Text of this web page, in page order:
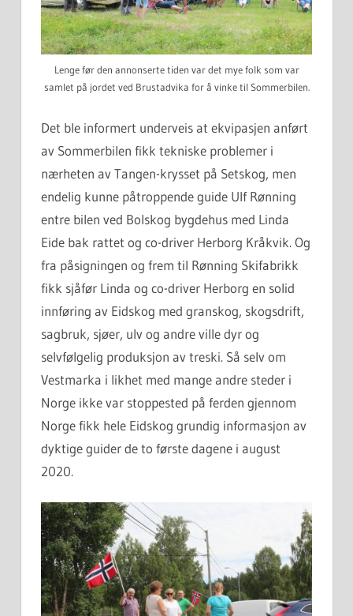
Lenge før den annonserte tiden var det mye folk som var
samlet på jordet ved Brustadvika for å vinke til Sommerbilen.
Det ble informert underveis at ekvipasjen anført
av Sommerbilen fikk tekniske problemer i
nærheten av Tangen-krysset på Setskog, men
endelig kunne påtroppende guide Ulf Rønning
entre bilen ved Bolskog bygdehus med Linda
Eide bak rattet og co-driver Herborg Kråkvik. Og
fra påsigningen og frem til Rønning Skifabrikk
fikk sjåfør Linda og co-driver Herborg en solid
innføring av Eidskog med granskog, skogsdrift,
sagbruk, sjøer, ulv og andre ville dyr og
selvfølgelig produksjon av treski. Så selv om
Vestmarka i likhet med mange andre steder i
Norge ikke var stoppested på ferden gjennom
Norge fikk hele Eidskog grundig informasjon av
dyktige guider de to første dagene i august
2020.